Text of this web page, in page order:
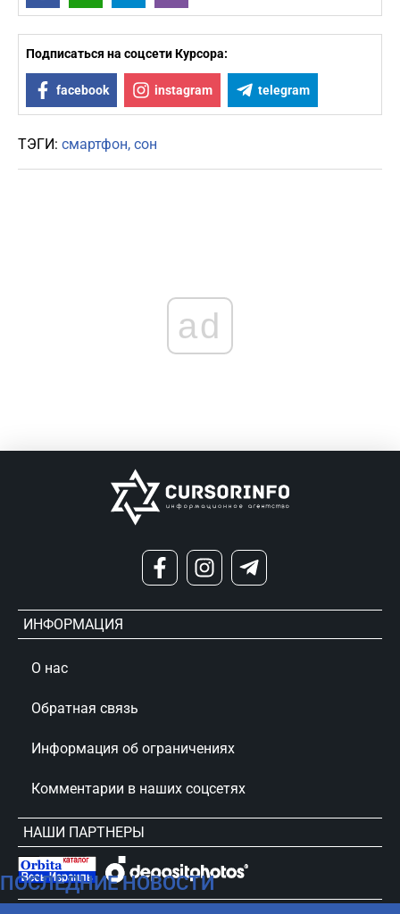
Подписаться на соцсети Курсора:
facebook instagram telegram
ТЭГИ: смартфон сон
ПОСЛЕДНИЕ НОВОСТИ
ad
ИНФОРМАЦИЯ
О нас
Обратная связь
Информация об ограничениях
Комментарии в наших соцсетях
НАШИ ПАРТНЕРЫ